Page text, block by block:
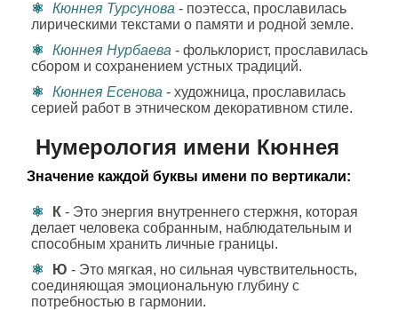
Кюннея Турсунова - поэтесса, прославилась
лирическими текстами о памяти и родной земле.
Кюннея Нурбаева - фольклорист, прославилась
сбором и сохранением устных традиций.
Кюннея Есенова - художница, прославилась
серией работ в этническом декоративном стиле.
Нумерология имени Кюннея
Значение каждой буквы имени по вертикали:
К - Это энергия внутреннего стержня, которая
делает человека собранным, наблюдательным и
способным хранить личные границы.
Ю - Это мягкая, но сильная чувствительность,
соединяющая эмоциональную глубину с
потребностью в гармонии.